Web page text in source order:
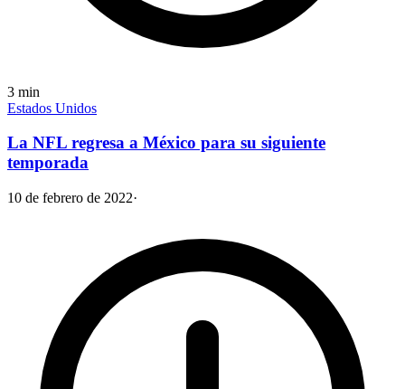
3 min
Estados Unidos
La NFL regresa a México para su siguiente
temporada
10 de febrero de 2022·